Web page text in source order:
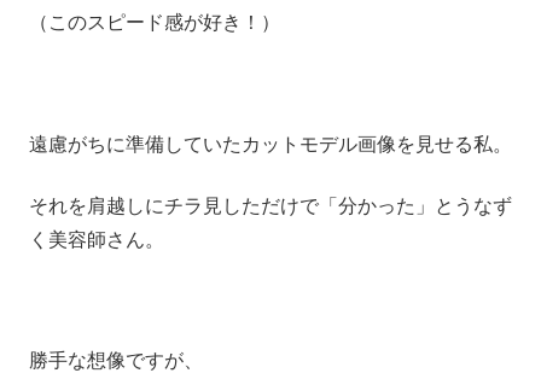
（このスピード感が好き！）
遠慮がちに準備していたカットモデル画像を見せる私。
それを肩越しにチラ見しただけで「分かった」とうなず
く美容師さん。
勝手な想像ですが、